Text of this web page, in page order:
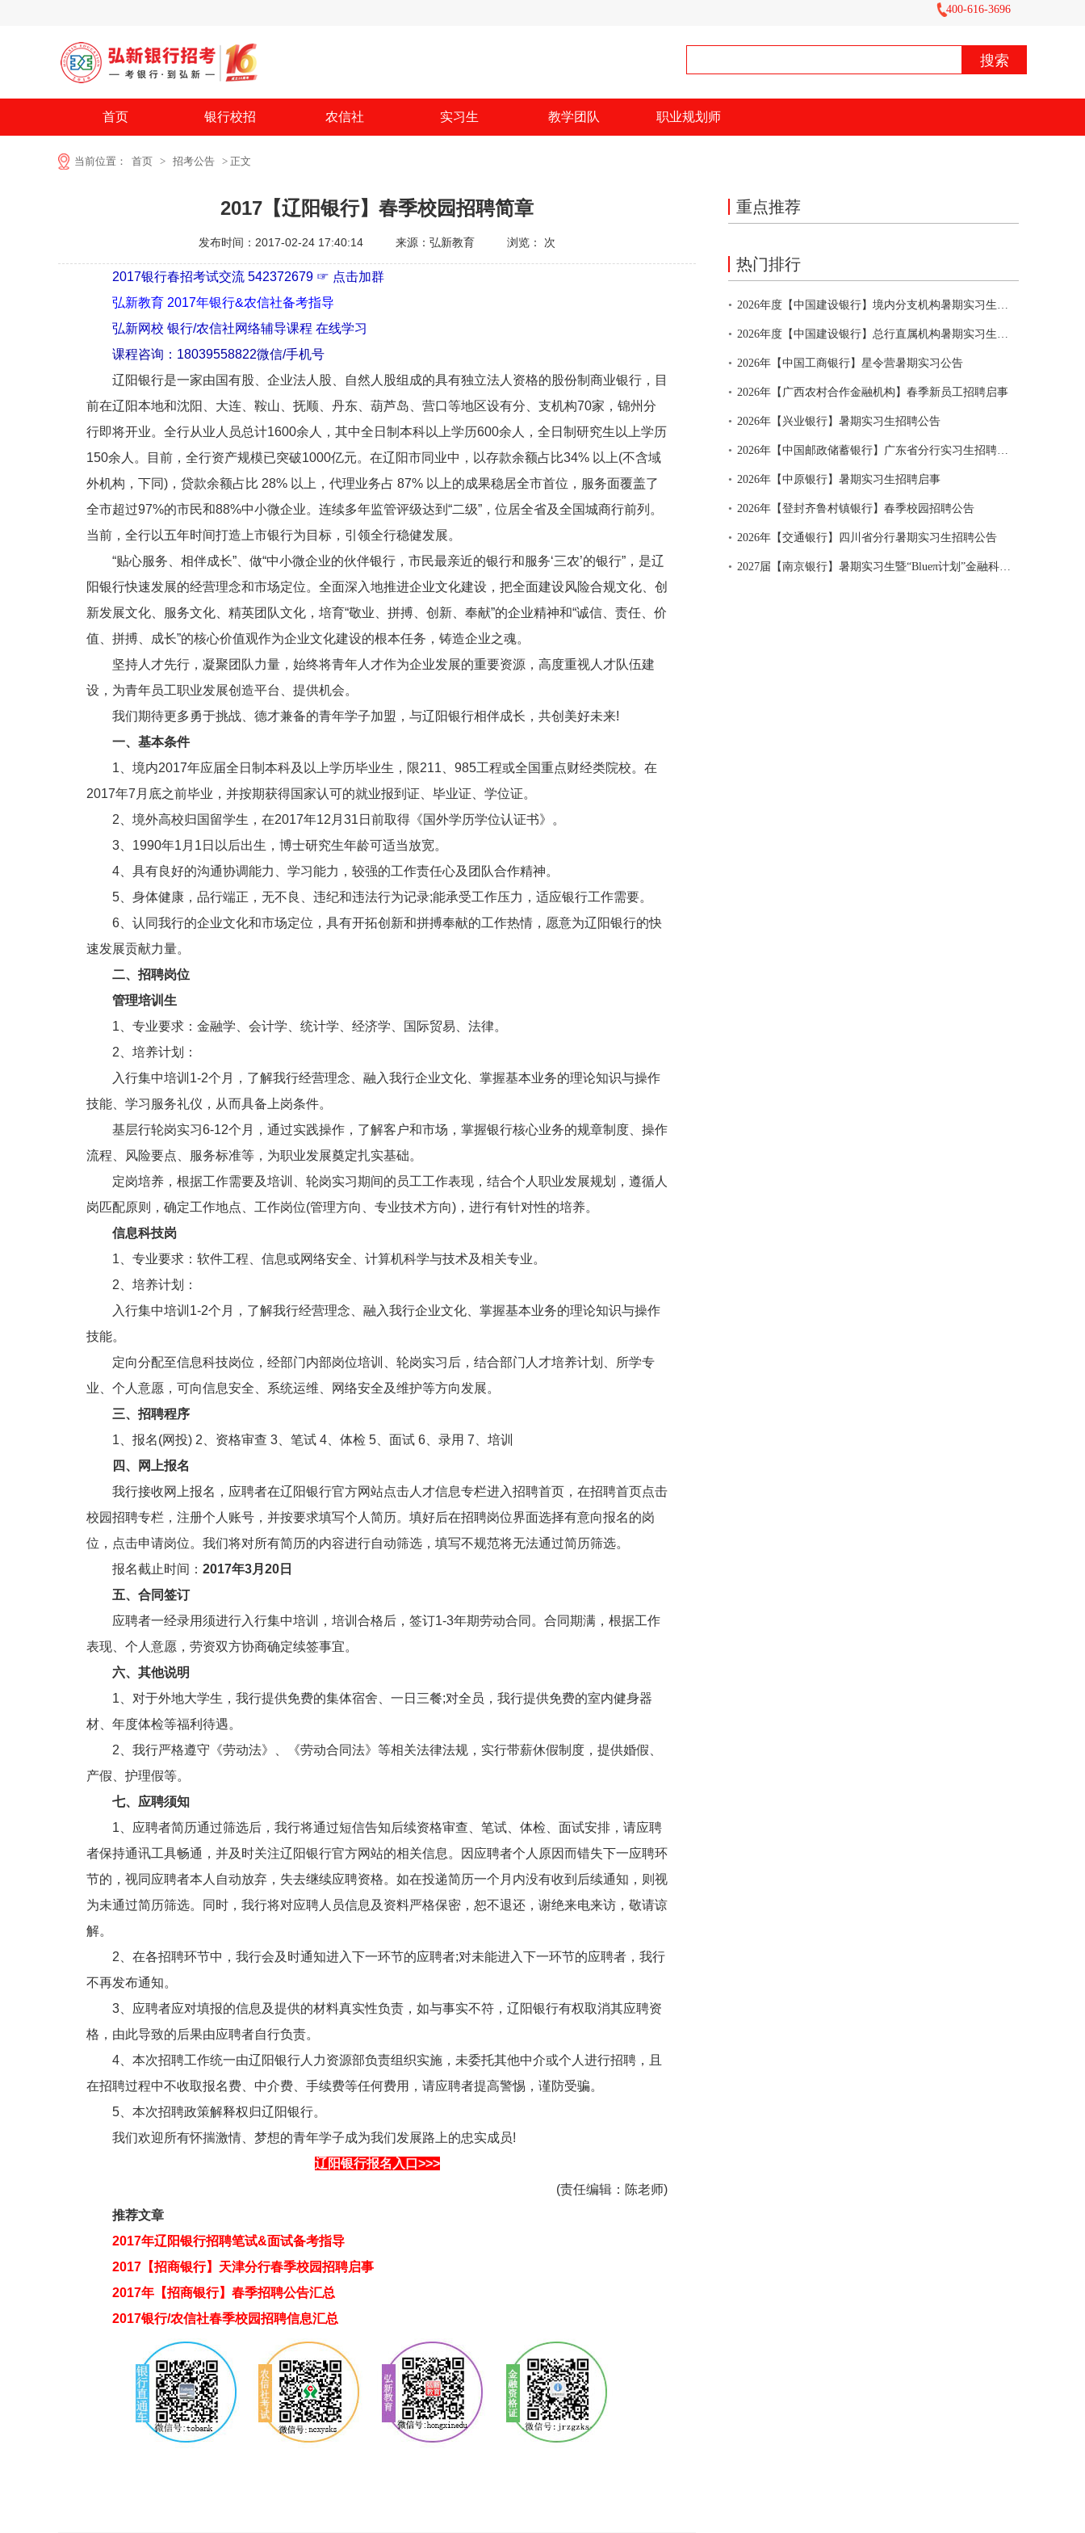
400-616-3696
首页 银行校招 农信社 实习生 教学团队 职业规划师
当前位置： 首页 > 招考公告 > 正文
2017【辽阳银行】春季校园招聘简章
发布时间：2017-02-24 17:40:14 来源：弘新教育 浏览： 次
2017银行春招考试交流 542372679 ☞ 点击加群
弘新教育 2017年银行&农信社备考指导
弘新网校 银行/农信社网络辅导课程 在线学习
课程咨询：18039558822微信/手机号
辽阳银行是一家由国有股、企业法人股、自然人股组成的具有独立法人资格的股份制商业银行，目
前在辽阳本地和沈阳、大连、鞍山、抚顺、丹东、葫芦岛、营口等地区设有分、支机构70家，锦州分
行即将开业。全行从业人员总计1600余人，其中全日制本科以上学历600余人，全日制研究生以上学历
150余人。目前，全行资产规模已突破1000亿元。在辽阳市同业中，以存款余额占比34% 以上(不含域
外机构，下同)，贷款余额占比 28% 以上，代理业务占 87% 以上的成果稳居全市首位，服务面覆盖了
全市超过97%的市民和88%中小微企业。连续多年监管评级达到“二级”，位居全省及全国城商行前列。
当前，全行以五年时间打造上市银行为目标，引领全行稳健发展。
“贴心服务、相伴成长”、做“中小微企业的伙伴银行，市民最亲近的银行和服务‘三农’的银行”，是辽
阳银行快速发展的经营理念和市场定位。全面深入地推进企业文化建设，把全面建设风险合规文化、创
新发展文化、服务文化、精英团队文化，培育“敬业、拼搏、创新、奉献”的企业精神和“诚信、责任、价
值、拼搏、成长”的核心价值观作为企业文化建设的根本任务，铸造企业之魂。
坚持人才先行，凝聚团队力量，始终将青年人才作为企业发展的重要资源，高度重视人才队伍建
设，为青年员工职业发展创造平台、提供机会。
我们期待更多勇于挑战、德才兼备的青年学子加盟，与辽阳银行相伴成长，共创美好未来!
一、基本条件
1、境内2017年应届全日制本科及以上学历毕业生，限211、985工程或全国重点财经类院校。在
2017年7月底之前毕业，并按期获得国家认可的就业报到证、毕业证、学位证。
2、境外高校归国留学生，在2017年12月31日前取得《国外学历学位认证书》。
3、1990年1月1日以后出生，博士研究生年龄可适当放宽。
4、具有良好的沟通协调能力、学习能力，较强的工作责任心及团队合作精神。
5、身体健康，品行端正，无不良、违纪和违法行为记录;能承受工作压力，适应银行工作需要。
6、认同我行的企业文化和市场定位，具有开拓创新和拼搏奉献的工作热情，愿意为辽阳银行的快
速发展贡献力量。
二、招聘岗位
管理培训生
1、专业要求：金融学、会计学、统计学、经济学、国际贸易、法律。
2、培养计划：
入行集中培训1-2个月，了解我行经营理念、融入我行企业文化、掌握基本业务的理论知识与操作
技能、学习服务礼仪，从而具备上岗条件。
基层行轮岗实习6-12个月，通过实践操作，了解客户和市场，掌握银行核心业务的规章制度、操作
流程、风险要点、服务标准等，为职业发展奠定扎实基础。
定岗培养，根据工作需要及培训、轮岗实习期间的员工工作表现，结合个人职业发展规划，遵循人
岗匹配原则，确定工作地点、工作岗位(管理方向、专业技术方向)，进行有针对性的培养。
信息科技岗
1、专业要求：软件工程、信息或网络安全、计算机科学与技术及相关专业。
2、培养计划：
入行集中培训1-2个月，了解我行经营理念、融入我行企业文化、掌握基本业务的理论知识与操作
技能。
定向分配至信息科技岗位，经部门内部岗位培训、轮岗实习后，结合部门人才培养计划、所学专
业、个人意愿，可向信息安全、系统运维、网络安全及维护等方向发展。
三、招聘程序
1、报名(网投) 2、资格审查 3、笔试 4、体检 5、面试 6、录用 7、培训
四、网上报名
我行接收网上报名，应聘者在辽阳银行官方网站点击人才信息专栏进入招聘首页，在招聘首页点击
校园招聘专栏，注册个人账号，并按要求填写个人简历。填好后在招聘岗位界面选择有意向报名的岗
位，点击申请岗位。我们将对所有简历的内容进行自动筛选，填写不规范将无法通过简历筛选。
报名截止时间： 2017年3月20日
五、合同签订
应聘者一经录用须进行入行集中培训，培训合格后，签订1-3年期劳动合同。合同期满，根据工作
表现、个人意愿，劳资双方协商确定续签事宜。
六、其他说明
1、对于外地大学生，我行提供免费的集体宿舍、一日三餐;对全员，我行提供免费的室内健身器
材、年度体检等福利待遇。
2、我行严格遵守《劳动法》、《劳动合同法》等相关法律法规，实行带薪休假制度，提供婚假、
产假、护理假等。
七、应聘须知
1、应聘者简历通过筛选后，我行将通过短信告知后续资格审查、笔试、体检、面试安排，请应聘
者保持通讯工具畅通，并及时关注辽阳银行官方网站的相关信息。因应聘者个人原因而错失下一应聘环
节的，视同应聘者本人自动放弃，失去继续应聘资格。如在投递简历一个月内没有收到后续通知，则视
为未通过简历筛选。同时，我行将对应聘人员信息及资料严格保密，恕不退还，谢绝来电来访，敬请谅
解。
2、在各招聘环节中，我行会及时通知进入下一环节的应聘者;对未能进入下一环节的应聘者，我行
不再发布通知。
3、应聘者应对填报的信息及提供的材料真实性负责，如与事实不符，辽阳银行有权取消其应聘资
格，由此导致的后果由应聘者自行负责。
4、本次招聘工作统一由辽阳银行人力资源部负责组织实施，未委托其他中介或个人进行招聘，且
在招聘过程中不收取报名费、中介费、手续费等任何费用，请应聘者提高警惕，谨防受骗。
5、本次招聘政策解释权归辽阳银行。
我们欢迎所有怀揣激情、梦想的青年学子成为我们发展路上的忠实成员!
辽阳银行报名入口>>>
(责任编辑：陈老师)
推荐文章
2017年辽阳银行招聘笔试&面试备考指导
2017【招商银行】天津分行春季校园招聘启事
2017年【招商银行】春季招聘公告汇总
2017银行/农信社春季校园招聘信息汇总
重点推荐
热门排行
• 2026年度【中国建设银行】境内分支机构暑期实习生招聘公告
• 2026年度【中国建设银行】总行直属机构暑期实习生招聘公告
• 2026年【中国工商银行】星令营暑期实习公告
• 2026年【广西农村合作金融机构】春季新员工招聘启事
• 2026年【兴业银行】暑期实习生招聘公告
• 2026年【中国邮政储蓄银行】广东省分行实习生招聘公告
• 2026年【中原银行】暑期实习生招聘启事
• 2026年【登封齐鲁村镇银行】春季校园招聘公告
• 2026年【交通银行】四川省分行暑期实习生招聘公告
• 2027届【南京银行】暑期实习生暨“Blueπ计划”金融科技校招提前批公告